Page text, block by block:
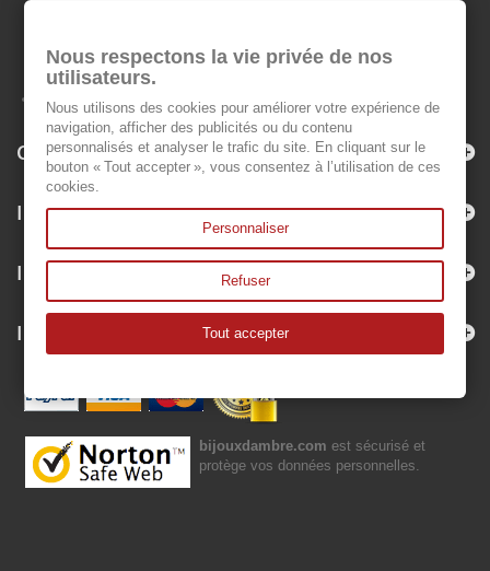
Categorie
Informazioni
Il mio account
Informazioni negozio
bijouxdambre.com est sécurisé et
protège vos données personnelles.
Nous respectons la vie privée de nos
utilisateurs.
Nous utilisons des cookies pour améliorer votre expérience de
navigation, afficher des publicités ou du contenu
personnalisés et analyser le trafic du site. En cliquant sur le
bouton « Tout accepter », vous consentez à l’utilisation de ces
cookies.
Personnaliser
Refuser
Tout accepter